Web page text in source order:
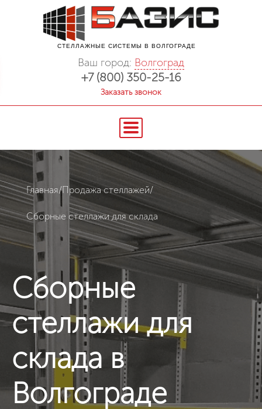
СТЕЛЛАЖНЫЕ СИСТЕМЫ В ВОЛГОГРАДЕ
Ваш город: Волгоград
+7 (800) 350-25-16
Заказать звонок
Главная/Продажа стеллажей/
Сборные стеллажи для склада
Сборные
стеллажи для
склада в
Волгограде